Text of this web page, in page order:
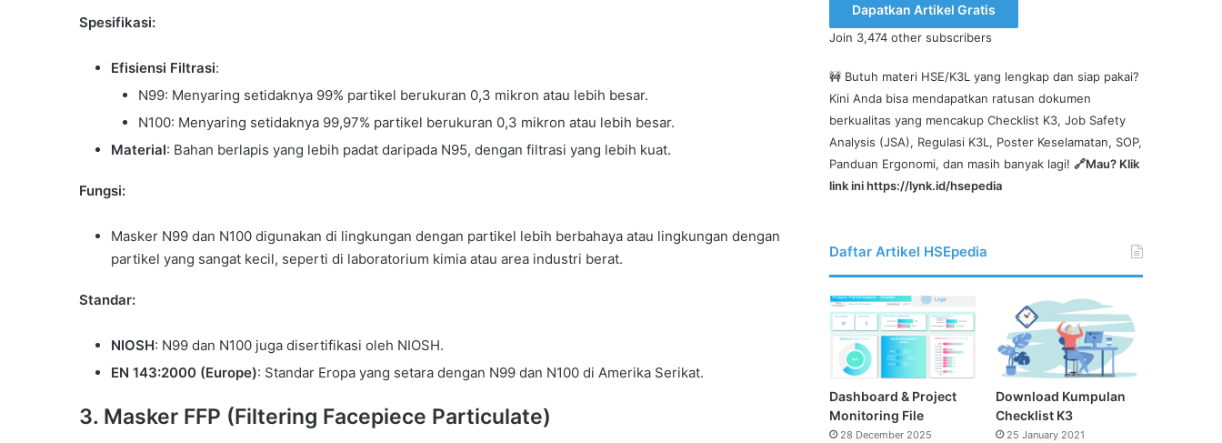
Spesifikasi:
Efisiensi Filtrasi:
N99: Menyaring setidaknya 99% partikel berukuran 0,3 mikron atau lebih besar.
N100: Menyaring setidaknya 99,97% partikel berukuran 0,3 mikron atau lebih besar.
Material: Bahan berlapis yang lebih padat daripada N95, dengan filtrasi yang lebih kuat.
Fungsi:
Masker N99 dan N100 digunakan di lingkungan dengan partikel lebih berbahaya atau lingkungan dengan
partikel yang sangat kecil, seperti di laboratorium kimia atau area industri berat.
Standar:
NIOSH: N99 dan N100 juga disertifikasi oleh NIOSH.
EN 143:2000 (Europe): Standar Eropa yang setara dengan N99 dan N100 di Amerika Serikat.
3. Masker FFP (Filtering Facepiece Particulate)
Anda
disini
Dapatkan Artikel Gratis
Join 3,474 other subscribers
🚧 Butuh materi HSE/K3L yang lengkap dan siap pakai?
Kini Anda bisa mendapatkan ratusan dokumen
berkualitas yang mencakup Checklist K3, Job Safety
Analysis (JSA), Regulasi K3L, Poster Keselamatan, SOP,
Panduan Ergonomi, dan masih banyak lagi!🔗Mau? Klik
link inihttps://lynk.id/hsepedia
Daftar Artikel HSEpedia
Dashboard & Project
Monitoring File
28 December 2025
Download Kumpulan
Checklist K3
25 January 2021